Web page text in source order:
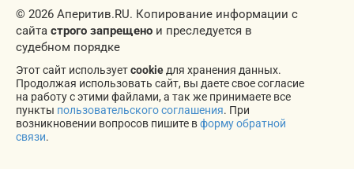
© 2026 Аперитив.RU. Копирование информации с
сайта строго запрещено и преследуется в
судебном порядке
Этот сайт используетcookieдля хранения данных.
Продолжая использовать сайт, вы даете свое согласие
на работу с этими файлами, а так же принимаете все
пункты пользовательского соглашения. При
возникновении вопросов пишите вформу обратной
связи.